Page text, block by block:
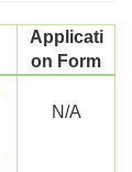
Applicati
on Form
N/A